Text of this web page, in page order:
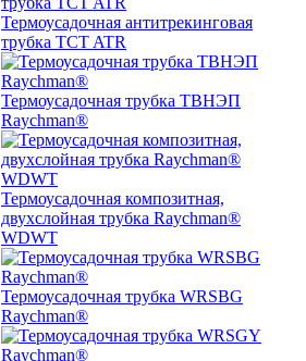
Термоусадочная антитрекинговая
трубка TCT ATR
Термоусадочная трубка ТВНЭП
Raychman®
Термоусадочная композитная,
двухслойная трубка Raychman®
WDWT
Термоусадочная трубка WRSBG
Raychman®